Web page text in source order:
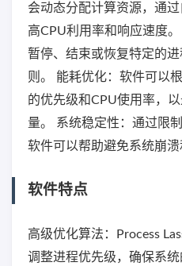
会动态分配计算资源，通
高CPU利用率和响应速度
暂停、结束或恢复特定的
则。 能耗优化：软件可以
的优先级和CPU使用率，
量。 系统稳定性：通过限
软件可以帮助避免系统崩溃
软件特点
高级优化算法：Process
调整进程优先级，确保系